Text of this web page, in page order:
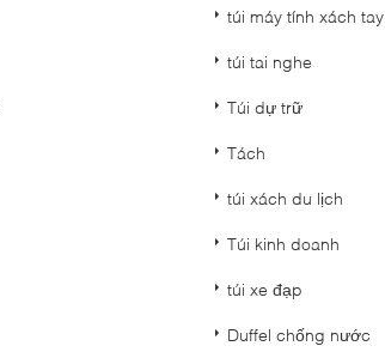
túi máy tính xách tay
túi tai nghe
Túi dự trữ
Tách
túi xách du lịch
Túi kinh doanh
túi xe đạp
Duffel chống nước